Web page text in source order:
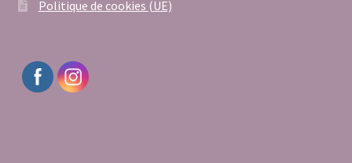
Politique de cookies (UE)